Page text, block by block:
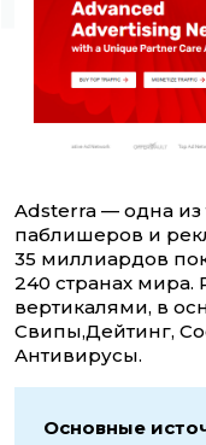
Adsterra — одна из
паблишеров и
35 миллиардов
240 странах мира.
вертикалями, в
Свипы,Дейтинг,
Антивирусы.
Основные